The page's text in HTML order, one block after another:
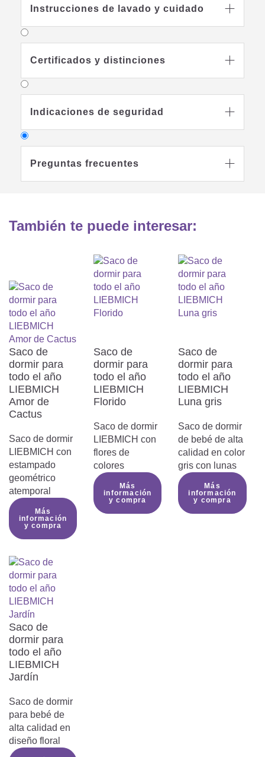
Instrucciones de lavado y cuidado 
Certificados y distinciones 
Indicaciones de seguridad 
Preguntas frecuentes 
¿Por qué mi bebé necesita un
saco de dormir?
¿Qué ropa tiene que llevar mi bebé
en el saco de dormir?
¿En qué hay que fijarse al comprar
un saco de dormir para bebés?

¿Por qué los bebés prefieren el
saco de dormir LIEBMICH?

Instrucciones de uso LIEBMICH
Aquí puedes descargar las instrucciones
de uso de nuestro saco de dormir
LIEBMICH
saco de dormir para
todo el año
También te puede interesar:
Saco de
dormir para
todo el año
LIEBMICH
Amor de
Cactus
Saco de dormir
LIEBMICH con
estampado
geométrico
atemporal
Más
información
y compra
Saco de
dormir para
todo el año
LIEBMICH
Florido
Saco de dormir
LIEBMICH con
flores de
colores
Más
información
y compra
Saco de
dormir para
todo el año
LIEBMICH
Luna gris
Saco de dormir
de bebé de alta
calidad en color
gris con lunas
Más
información
y compra
Saco de
dormir para
todo el año
LIEBMICH
Jardín
Saco de dormir
para bebé de
alta calidad en
diseño floral